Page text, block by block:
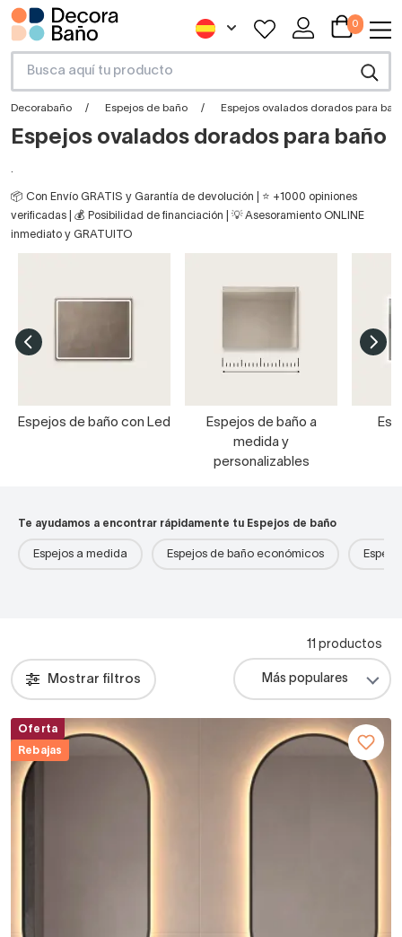
0
Decorabaño Espejos de baño Espejos ovalados dorados para
Espejos ovalados dorados para baño
.
📦 Con Envío GRATIS y Garantía de devolución | ⭐ +1000 opiniones
verificadas | 💰 Posibilidad de financiación | 💡 Asesoramiento ONLINE
inmediato y GRATUITO
Espejos de baño con Led
Espejos de baño a
medida y
personalizables
Te ayudamos a encontrar rápidamente tu Espejos de baño
Espejos a medida Espejos de baño económicos
Mostrar filtros
11 productos
Oferta
Rebajas